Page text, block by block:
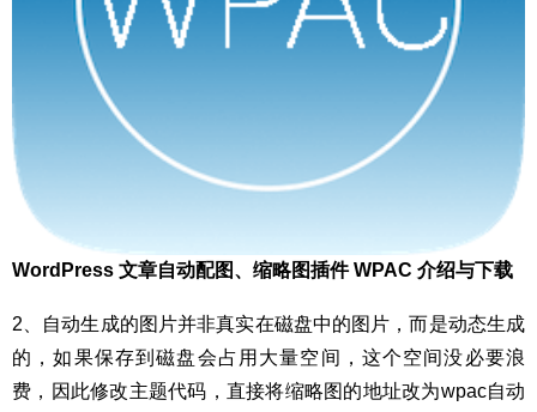
WordPress 文章自动配图、缩略图插件 WPAC 介绍与下载
2、自动生成的图片并非真实在磁盘中的图片，而是动态生成
的，如果保存到磁盘会占用大量空间，这个空间没必要浪
费，因此修改主题代码，直接将缩略图的地址改为wpac自动